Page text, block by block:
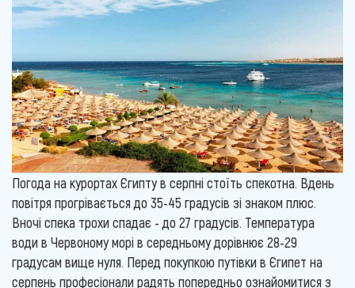
Погода на курортах Єгипту в серпні стоїть спекотна. Вдень
повітря прогрівається до 35-45 градусів зі знаком плюс.
Вночі спека трохи спадає - до 27 градусів. Температура
води в Червоному морі в середньому дорівнює 28-29
градусам вище нуля. Перед покупкою путівки в Єгипет на
серпень професіонали радять попередньо ознайомитися з